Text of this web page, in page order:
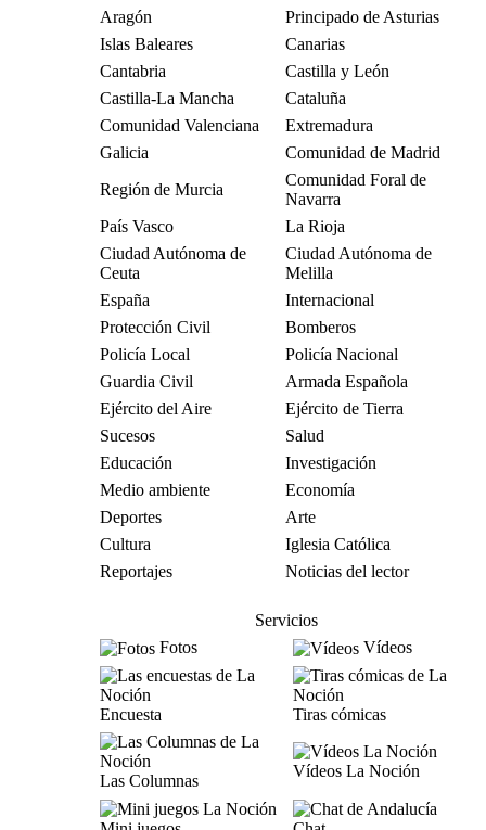
Aragón
Principado de Asturias
Islas Baleares
Canarias
Cantabria
Castilla y León
Castilla-La Mancha
Cataluña
Comunidad Valenciana
Extremadura
Galicia
Comunidad de Madrid
Región de Murcia
Comunidad Foral de
Navarra
País Vasco
La Rioja
Ciudad Autónoma de
Ceuta
Ciudad Autónoma de
Melilla
España
Internacional
Protección Civil
Bomberos
Policía Local
Policía Nacional
Guardia Civil
Armada Española
Ejército del Aire
Ejército de Tierra
Sucesos
Salud
Educación
Investigación
Medio ambiente
Economía
Deportes
Arte
Cultura
Iglesia Católica
Reportajes
Noticias del lector
Servicios
Fotos
Vídeos
Encuesta Tiras cómicas
Las Columnas
Vídeos La Noción